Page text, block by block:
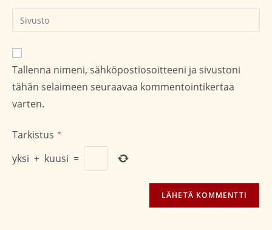
kommentoidaksesi
Kirjoita
sivustosi
verkko-
osoite/URL
(valinnainen)
Tallenna nimeni, sähköpostiosoitteeni ja sivustoni
tähän selaimeen seuraavaa kommentointikertaa
varten.
Tarkistus *
yksi + kuusi =